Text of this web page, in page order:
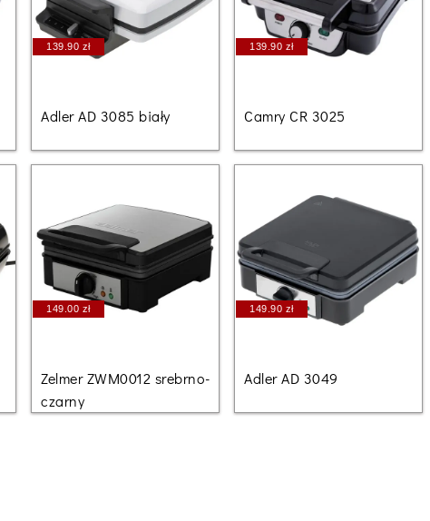
139.90 zł
Adler AD 3085 biały
139.90 zł
Camry CR 3025
149.00 zł
Zelmer ZWM0012 srebrno-
czarny
149.90 zł
Adler AD 3049